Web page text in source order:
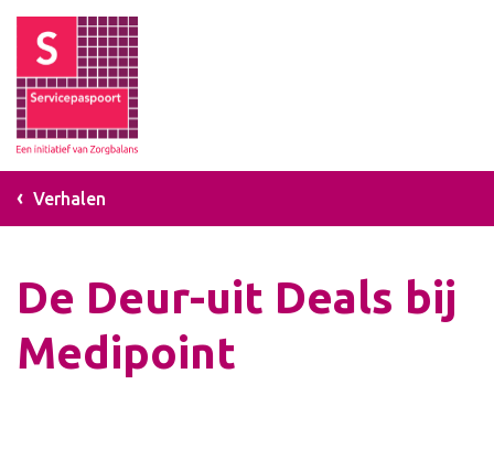
Verhalen
De Deur-uit Deals bij
Medipoint